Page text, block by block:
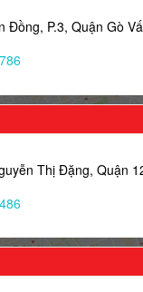
Đồng, P.3, Quận Gò
Thị Đặng, Quận